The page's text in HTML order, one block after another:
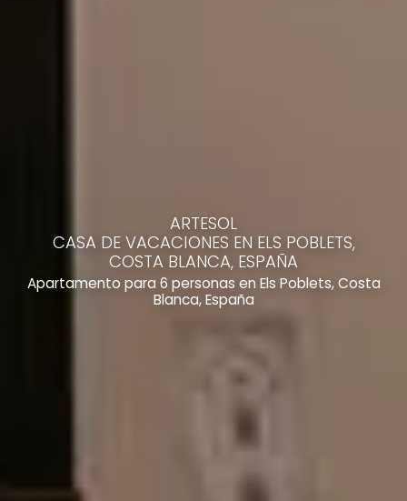
ARTESOL
CASA DE VACACIONES EN ELS POBLETS,
COSTA BLANCA, ESPAÑA
Apartamento para 6 personas en Els Poblets, Costa
Blanca, España